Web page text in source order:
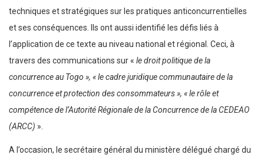
techniques et stratégiques sur les pratiques anticoncurrentielles
et ses conséquences. Ils ont aussi identifié les défis liés à
l’application de ce texte au niveau national et régional. Ceci, à
travers des communications sur « le droit politique de la
concurrence au Togo », « le cadre juridique communautaire de la
concurrence et protection des consommateurs », « le rôle et
compétence de l’Autorité Régionale de la Concurrence de la CEDEAO
(ARCC) ».
A l’occasion, le secrétaire général du ministère délégué chargé du